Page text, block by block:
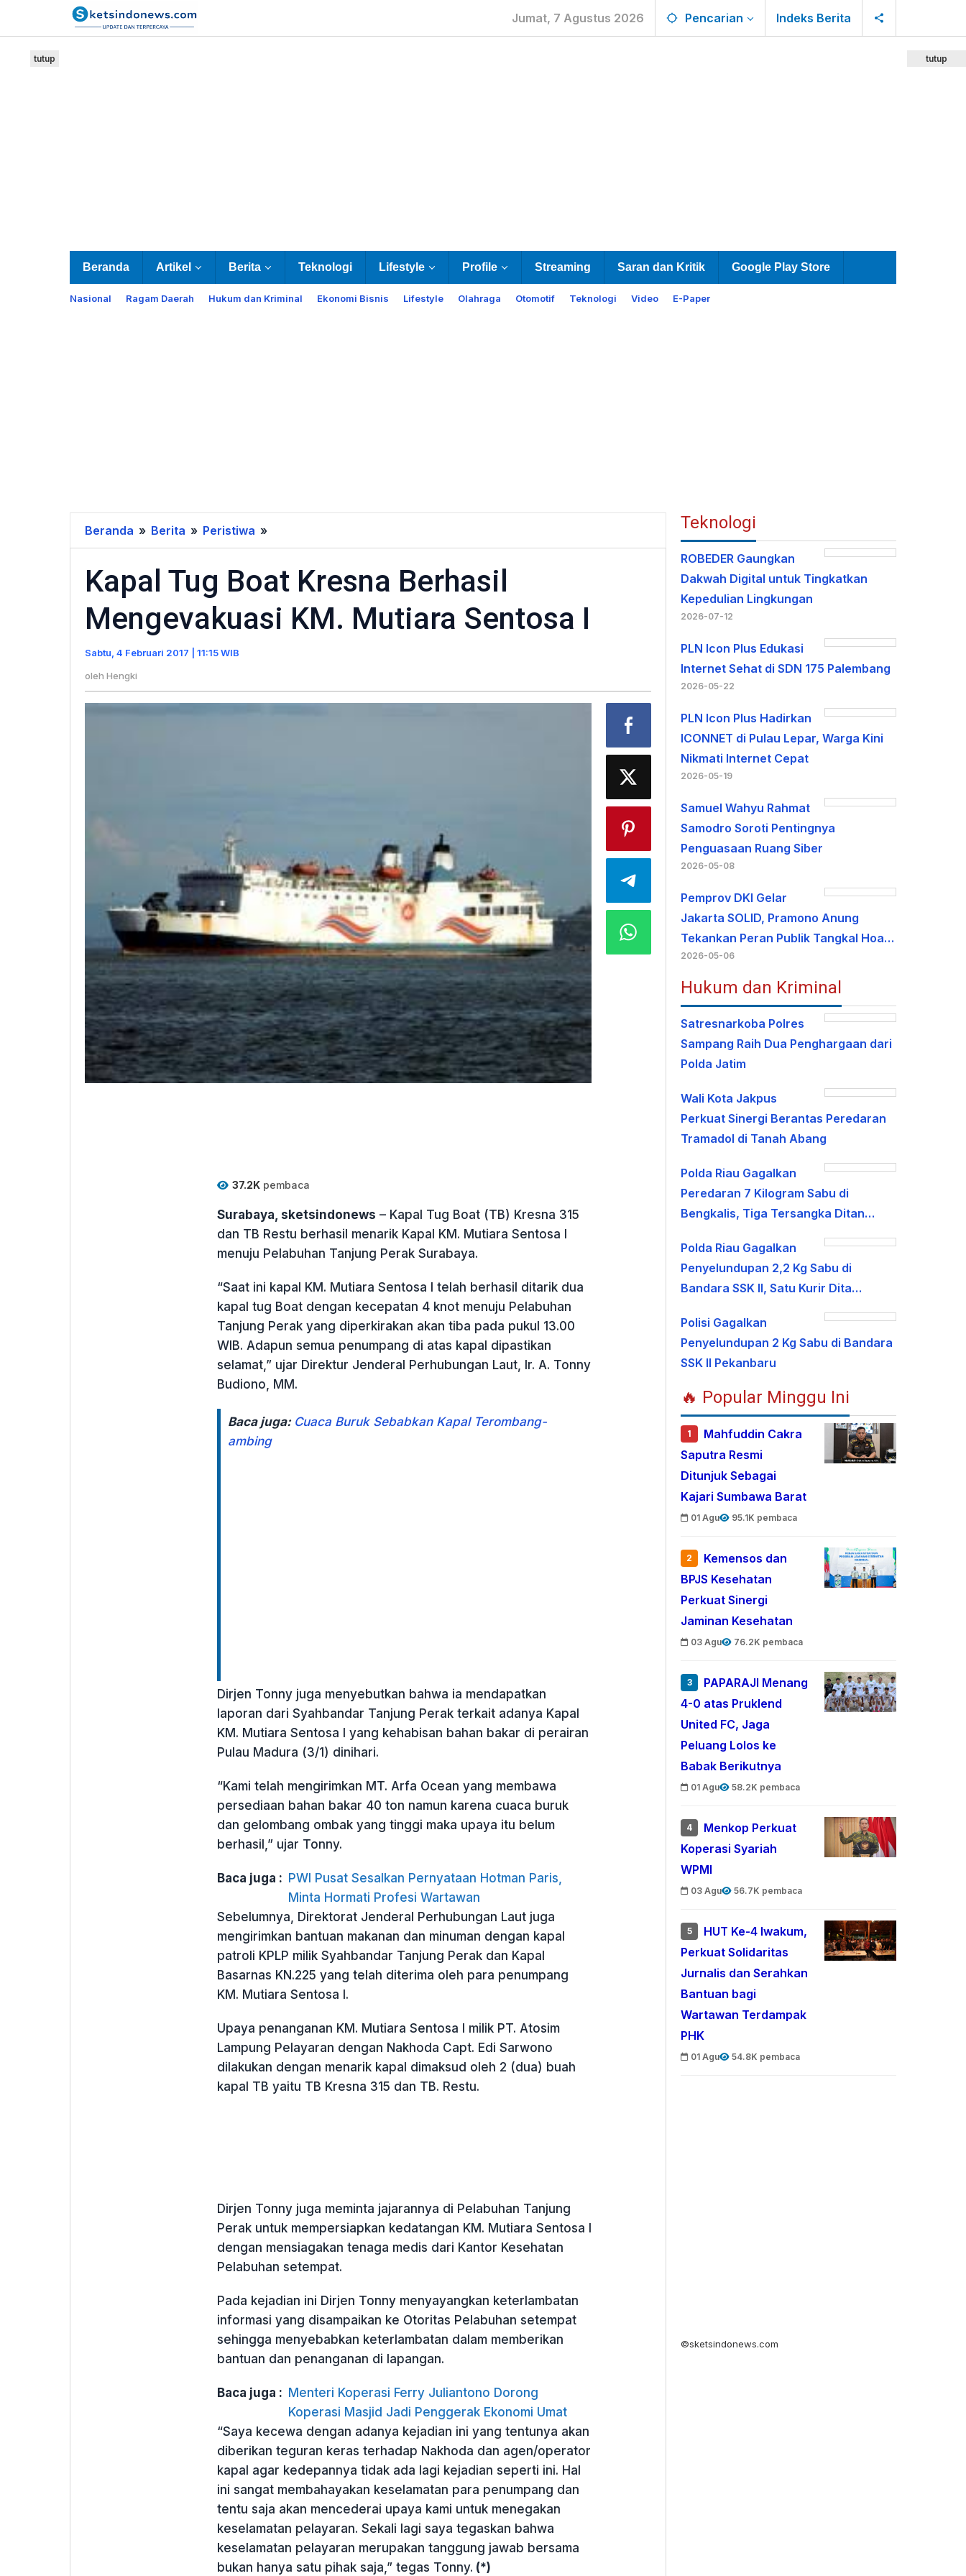
Jumat, 7 Agustus 2026 Pencarian Indeks Berita
Beranda Artikel Berita Teknologi Lifestyle Profile Streaming Saran dan Kritik Google Play Store
Nasional Ragam Daerah Hukum dan Kriminal Ekonomi Bisnis Lifestyle Olahraga Otomotif Teknologi Video E-Paper
tutup tutup
Beranda » Berita » Peristiwa »
Tug
Boat
Kresna
Berhasil
Mengevakuasi
Sentosa
Kapal Tug Boat Kresna Berhasil
Mengevakuasi KM. Mutiara Sentosa I
Sabtu, 4 Februari 2017 | 11:15 WIB
oleh Hengki
37.2Kpembaca
Surabaya, sketsindonews – Kapal Tug Boat (TB) Kresna 315
dan TB Restu berhasil menarik Kapal KM. Mutiara Sentosa I
menuju Pelabuhan Tanjung Perak Surabaya.
“Saat ini kapal KM. Mutiara Sentosa I telah berhasil ditarik dua
kapal tug Boat dengan kecepatan 4 knot menuju Pelabuhan
Tanjung Perak yang diperkirakan akan tiba pada pukul 13.00
WIB. Adapun semua penumpang di atas kapal dipastikan
selamat,” ujar Direktur Jenderal Perhubungan Laut, Ir. A. Tonny
Budiono, MM.
Baca juga: Cuaca Buruk Sebabkan Kapal Terombang-
ambing
Dirjen Tonny juga menyebutkan bahwa ia mendapatkan
laporan dari Syahbandar Tanjung Perak terkait adanya Kapal
KM. Mutiara Sentosa I yang kehabisan bahan bakar di perairan
Pulau Madura (3/1) dinihari.
“Kami telah mengirimkan MT. Arfa Ocean yang membawa
persediaan bahan bakar 40 ton namun karena cuaca buruk
dan gelombang ombak yang tinggi maka upaya itu belum
berhasil,” ujar Tonny.
Baca juga : PWI Pusat Sesalkan Pernyataan Hotman Paris,
Minta Hormati Profesi Wartawan
Sebelumnya, Direktorat Jenderal Perhubungan Laut juga
mengirimkan bantuan makanan dan minuman dengan kapal
patroli KPLP milik Syahbandar Tanjung Perak dan Kapal
Basarnas KN.225 yang telah diterima oleh para penumpang
KM. Mutiara Sentosa I.
Upaya penanganan KM. Mutiara Sentosa I milik PT. Atosim
Lampung Pelayaran dengan Nakhoda Capt. Edi Sarwono
dilakukan dengan menarik kapal dimaksud oleh 2 (dua) buah
kapal TB yaitu TB Kresna 315 dan TB. Restu.
Dirjen Tonny juga meminta jajarannya di Pelabuhan Tanjung
Perak untuk mempersiapkan kedatangan KM. Mutiara Sentosa I
dengan mensiagakan tenaga medis dari Kantor Kesehatan
Pelabuhan setempat.
Pada kejadian ini Dirjen Tonny menyayangkan keterlambatan
informasi yang disampaikan ke Otoritas Pelabuhan setempat
sehingga menyebabkan keterlambatan dalam memberikan
bantuan dan penanganan di lapangan.
Baca juga : Menteri Koperasi Ferry Juliantono Dorong
Koperasi Masjid Jadi Penggerak Ekonomi Umat
“Saya kecewa dengan adanya kejadian ini yang tentunya akan
diberikan teguran keras terhadap Nakhoda dan agen/operator
kapal agar kedepannya tidak ada lagi kejadian seperti ini. Hal
ini sangat membahayakan keselamatan para penumpang dan
tentu saja akan mencederai upaya kami untuk menegakan
keselamatan pelayaran. Sekali lagi saya tegaskan bahwa
keselamatan pelayaran merupakan tanggung jawab bersama
bukan hanya satu pihak saja,” tegas Tonny. (*)
Teknologi
ROBEDER Gaungkan
Dakwah Digital untuk Tingkatkan
Kepedulian Lingkungan
2026-07-12
PLN Icon Plus Edukasi
Internet Sehat di SDN 175 Palembang
2026-05-22
PLN Icon Plus Hadirkan
ICONNET di Pulau Lepar, Warga Kini
Nikmati Internet Cepat
2026-05-19
Samuel Wahyu Rahmat
Samodro Soroti Pentingnya
Penguasaan Ruang Siber
2026-05-08
Pemprov DKI Gelar
Jakarta SOLID, Pramono Anung
Tekankan Peran Publik Tangkal Hoa…
2026-05-06
Hukum dan Kriminal
Satresnarkoba Polres
Sampang Raih Dua Penghargaan dari
Polda Jatim
Wali Kota Jakpus
Perkuat Sinergi Berantas Peredaran
Tramadol di Tanah Abang
Polda Riau Gagalkan
Peredaran 7 Kilogram Sabu di
Bengkalis, Tiga Tersangka Ditan…
Polda Riau Gagalkan
Penyelundupan 2,2 Kg Sabu di
Bandara SSK II, Satu Kurir Dita…
Polisi Gagalkan
Penyelundupan 2 Kg Sabu di Bandara
SSK II Pekanbaru
🔥 Popular Minggu Ini
1
Mahfuddin Cakra
Saputra Resmi
Ditunjuk Sebagai
Kajari Sumbawa Barat
01 Agu 95.1K pembaca
2
Kemensos dan
BPJS Kesehatan
Perkuat Sinergi
Jaminan Kesehatan
03 Agu 76.2K pembaca
3
PAPARAJI Menang
4-0 atas Pruklend
United FC, Jaga
Peluang Lolos ke
Babak Berikutnya
01 Agu 58.2K pembaca
4
Menkop Perkuat
Koperasi Syariah
WPMI
03 Agu 56.7K pembaca
5
HUT Ke-4 Iwakum,
Perkuat Solidaritas
Jurnalis dan Serahkan
Bantuan bagi
Wartawan Terdampak
PHK
01 Agu 54.8K pembaca
©sketsindonews.com